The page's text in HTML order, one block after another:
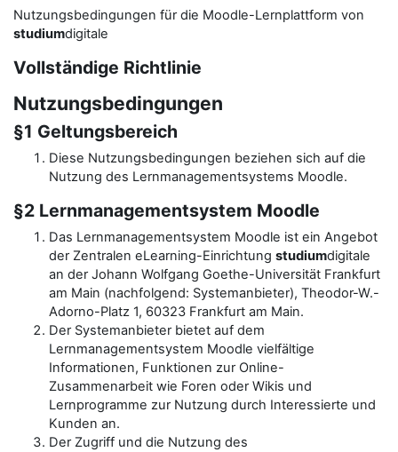
Nutzungsbedingungen für die Moodle-Lernplattform von
studiumdigitale
Vollständige Richtlinie
Nutzungsbedingungen
§1 Geltungsbereich
Diese Nutzungsbedingungen beziehen sich auf die
Nutzung des Lernmanagementsystems Moodle.
§2 Lernmanagementsystem Moodle
Das Lernmanagementsystem Moodle ist ein Angebot
der Zentralen eLearning-Einrichtung studiumdigitale
an der Johann Wolfgang Goethe-Universität Frankfurt
am Main (nachfolgend: Systemanbieter), Theodor-W.-
Adorno-Platz 1, 60323 Frankfurt am Main.
Der Systemanbieter bietet auf dem
Lernmanagementsystem Moodle vielfältige
Informationen, Funktionen zur Online-
Zusammenarbeit wie Foren oder Wikis und
Lernprogramme zur Nutzung durch Interessierte und
Kunden an.
Der Zugriff und die Nutzung des